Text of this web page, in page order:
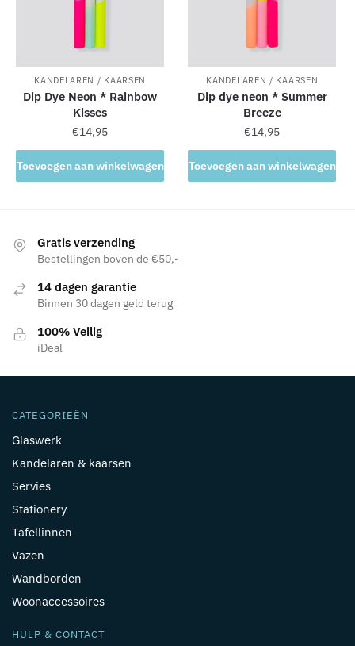
KANDELAREN / KAARSEN
Dip Dye Neon * Rainbow
Kisses
€14,95
Toevoegen aan winkelwagen
KANDELAREN / KAARSEN
Dip dye neon * Summer
Breeze
€14,95
Toevoegen aan winkelwagen
Gratis verzending
Bestellingen boven de €50,-
14 dagen garantie
Binnen 30 dagen geld terug
100% Veilig
iDeal
CATEGORIEËN
Glaswerk
Kandelaren & kaarsen
Servies
Stationery
Tafellinnen
Vazen
Wandborden
Woonaccessoires
HULP & CONTACT